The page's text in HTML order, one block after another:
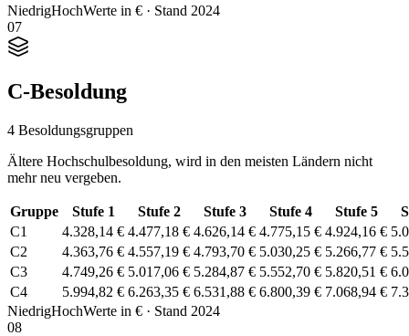
NiedrigHochWerte in € · Stand 2024
07
C-Besoldung
4 Besoldungsgruppen
Ältere Hochschulbesoldung, wird in den meisten Ländern nicht
mehr neu vergeben.
Gruppe Stufe 1 Stufe 2 Stufe 3 Stufe 4 Stufe 5
C1
4.328,14 € 4.477,18 € 4.626,14 € 4.775,15 € 4.924,16 €
C2
4.363,76 € 4.557,19 € 4.793,70 € 5.030,25 € 5.266,77 €
C3
4.749,26 € 5.017,06 € 5.284,87 € 5.552,70 € 5.820,51 €
C4
5.994,82 € 6.263,35 € 6.531,88 € 6.800,39 € 7.068,94 €
NiedrigHochWerte in € · Stand 2024
08